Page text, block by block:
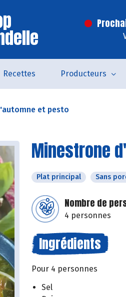
Recettes Producteurs
et pesto
Minestrone
Plat principal Sans
Nombre de
4 personnes
Ingrédients
Pour 4 personnes
Sel